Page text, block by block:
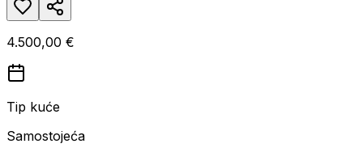
4.500,00 €
Tip kuće
Samostojeća